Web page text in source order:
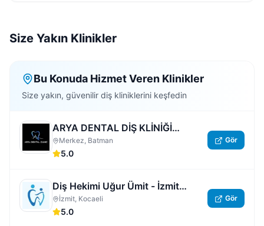
Size Yakın Klinikler
Bu Konuda Hizmet Veren Klinikler
Size yakın, güvenilir diş kliniklerini keşfedin
ARYA DENTAL DİŞ KLİNİĞİ
BATMAN
Merkez, Batman
5.0
Gör
Diş Hekimi Uğur Ümit - İzmit
Nöbetçi Dişçi | Kocaeli 7/24 Açık
Acil Özel Diş Hastanesi
İzmit, Kocaeli
5.0
Gör